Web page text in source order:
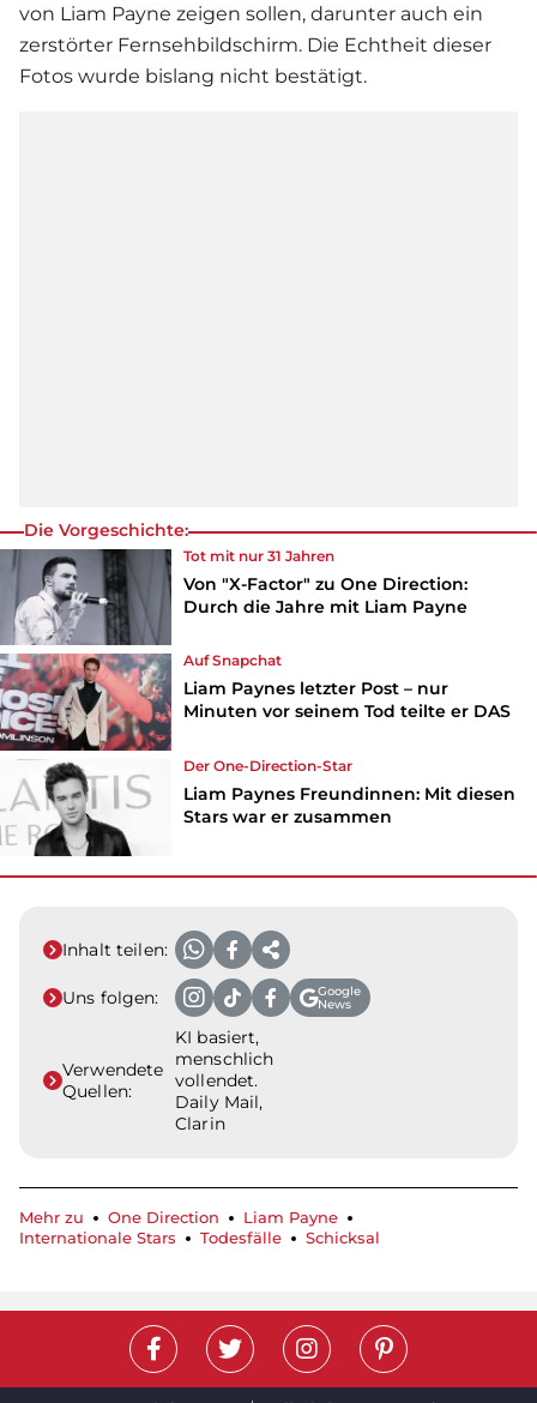
von Liam Payne zeigen sollen, darunter auch ein
zerstörter Fernsehbildschirm. Die Echtheit dieser
Fotos wurde bislang nicht bestätigt.
Die Vorgeschichte:
Tot mit nur 31 Jahren
Von "X-Factor" zu One Direction:
Durch die Jahre mit Liam Payne
Auf Snapchat
Liam Paynes letzter Post – nur
Minuten vor seinem Tod teilte er DAS
Der One-Direction-Star
Liam Paynes Freundinnen: Mit diesen
Stars war er zusammen
Inhalt teilen:
Uns folgen:
Google
News
Verwendete
Quellen:
KI basiert,
menschlich
vollendet.
Daily Mail,
Clarin
Mehr zu One Direction
Liam Payne
Internationale Stars
Todesfälle Schicksal